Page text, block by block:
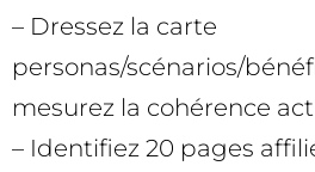
– Dressez la carte
personas/scénarios/
mesurez la cohérence
– Identifiez 20 pages